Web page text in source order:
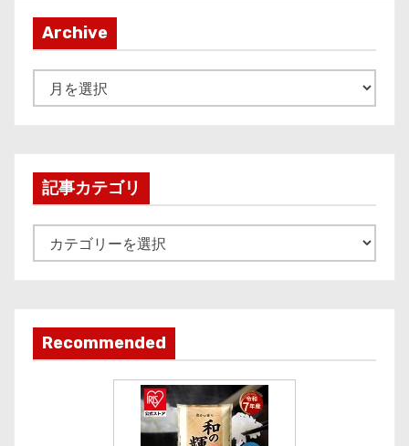
Archive
r
v
記事カテゴリ
事
ゴ
リ
Recommended